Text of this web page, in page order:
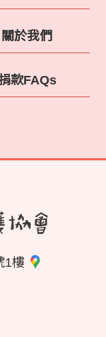
關於我們
款FAQs
1樓